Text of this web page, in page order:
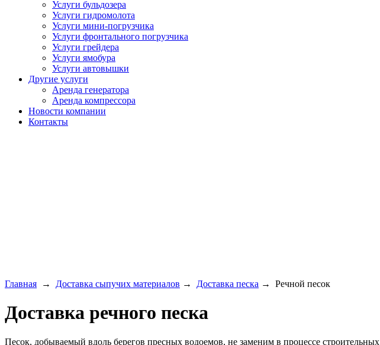
Услуги бульдозера
Услуги гидромолота
Услуги мини-погрузчика
Услуги фронтального погрузчика
Услуги грейдера
Услуги ямобура
Услуги автовышки
Другие услуги
Аренда генератора
Аренда компрессора
Новости компании
Контакты
Главная → Доставка сыпучих материалов → Доставка песка → Речной песок
Доставка речного песка
Песок, добываемый вдоль берегов пресных водоемов, не заменим в процессе